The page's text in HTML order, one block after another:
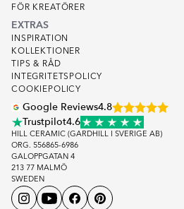
FÖR KREATÖRER
EXTRAS
INSPIRATION
KOLLEKTIONER
TIPS & RÅD
INTEGRITETSPOLICY
COOKIEPOLICY
Google Reviews4.8
Trustpilot4.6
HILL CERAMIC (GARDHILL I SVERIGE AB)
ORG. 556865-6986
GALOPPGATAN 4
213 77 MALMÖ
SWEDEN